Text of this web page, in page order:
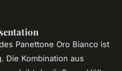
Panettone Oro Bianco ist
Die Kombination aus